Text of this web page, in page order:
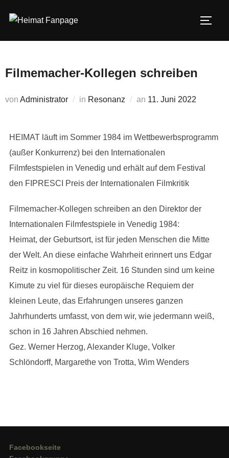
Inhalt
Filmemacher-Kollegen schreiben
von Administrator in Resonanz an Veröffentlicht
11. Juni 2022
HEIMAT läuft im Sommer 1984 im Wettbewerbsprogramm
(außer Konkurrenz) bei den Internationalen
Filmfestspielen in Venedig und erhält auf dem Festival
den FIPRESCI Preis der Internationalen Filmkritik
Filmemacher-Kollegen schreiben an den Direktor der
Internationalen Filmfestspiele in Venedig 1984:
Heimat, der Geburtsort, ist für jeden Menschen die Mitte
der Welt. An diese einfache Wahrheit erinnert uns Edgar
Reitz in kosmopolitischer Zeit. 16 Stunden sind um keine
Kimute zu viel für dieses europäische Requiem der
kleinen Leute, das Erfahrungen unseres ganzen
Jahrhunderts umfasst, von dem wir, wie jedermann weiß,
schon in 16 Jahren Abschied nehmen.
Gez. Werner Herzog, Alexander Kluge, Volker
Schlöndorff, Margarethe von Trotta, Wim Wenders
Facebookseite